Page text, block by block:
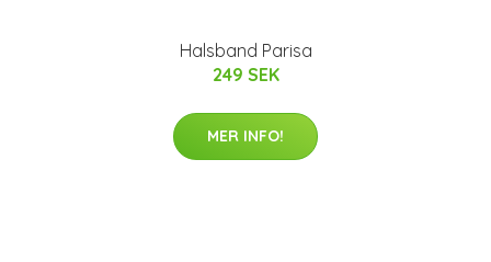
Halsband Parisa
249 SEK
MER INFO!